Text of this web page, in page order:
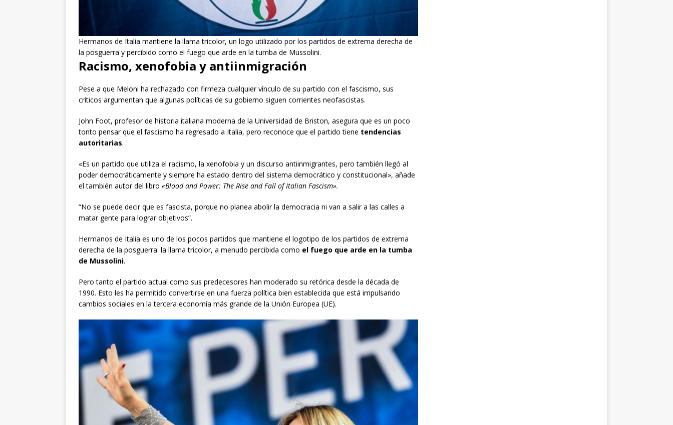
Hermanos de Italia mantiene la llama tricolor, un logo utilizado por los partidos de extrema derecha de
la posguerra y percibido como el fuego que arde en la tumba de Mussolini.
Racismo, xenofobia y antiinmigración
Pese a que Meloni ha rechazado con firmeza cualquier vínculo de su partido con el fascismo, sus
críticos argumentan que algunas políticas de su gobierno siguen corrientes neofascistas.
John Foot, profesor de historia italiana moderna de la Universidad de Briston, asegura que es un poco
tonto pensar que el fascismo ha regresado a Italia, pero reconoce que el partido tiene tendencias
autoritarias.
«Es un partido que utiliza el racismo, la xenofobia y un discurso antiinmigrantes, pero también llegó al
poder democráticamente y siempre ha estado dentro del sistema democrático y constitucional», añade
el también autor del libro «Blood and Power: The Rise and Fall of Italian Fascism».
“No se puede decir que es fascista, porque no planea abolir la democracia ni van a salir a las calles a
matar gente para lograr objetivos”.
Hermanos de Italia es uno de los pocos partidos que mantiene el logotipo de los partidos de extrema
derecha de la posguerra: la llama tricolor, a menudo percibida como el fuego que arde en la tumba
de Mussolini.
Pero tanto el partido actual como sus predecesores han moderado su retórica desde la década de
1990. Esto les ha permitido convertirse en una fuerza política bien establecida que está impulsando
cambios sociales en la tercera economía más grande de la Unión Europea (UE).